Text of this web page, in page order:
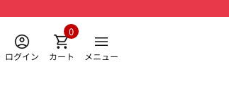
ログイン カート
0
メニュー